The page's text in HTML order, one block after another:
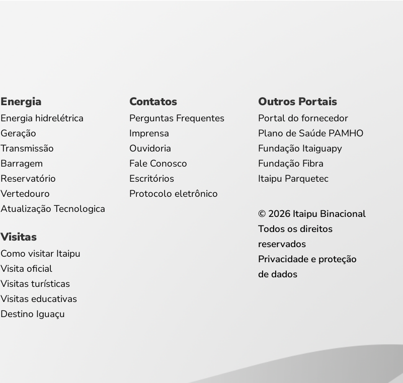
Energia
Energia hidrelétrica
Geração
Transmissão
Barragem
Reservatório
Vertedouro
Atualização Tecnologica
Visitas
Como visitar Itaipu
Visita oficial
Visitas turísticas
Visitas educativas
Destino Iguaçu
Contatos
Perguntas Frequentes
Imprensa
Ouvidoria
Fale Conosco
Escritórios
Protocolo eletrônico
Outros Portais
Portal do fornecedor
Plano de Saúde PAMHO
Fundação Itaiguapy
Fundação Fibra
Itaipu Parquetec
© 2026 Itaipu Binacional
Todos os direitos
reservados
Privacidade e proteção
de dados